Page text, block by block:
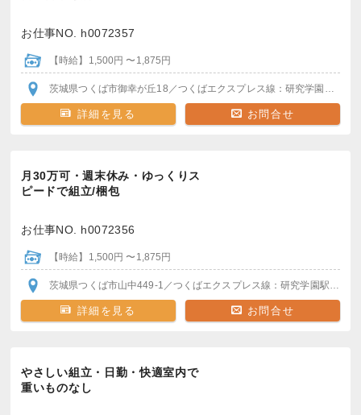
お仕事NO. h0072357
【時給】1,500円 〜1,875円
茨城県つくば市御幸が丘18 ／つくばエクスプレス線：研究学園駅
詳細を見る お問合せ
月30万可・週末休み・ゆっくりス
ピードで組立/梱包
お仕事NO. h0072356
【時給】1,500円 〜1,875円
茨城県つくば市山中449-1 ／つくばエクスプレス線：研究学園駅＊駅
詳細を見る お問合せ
やさしい組立・日勤・快適室内で
重いものなし